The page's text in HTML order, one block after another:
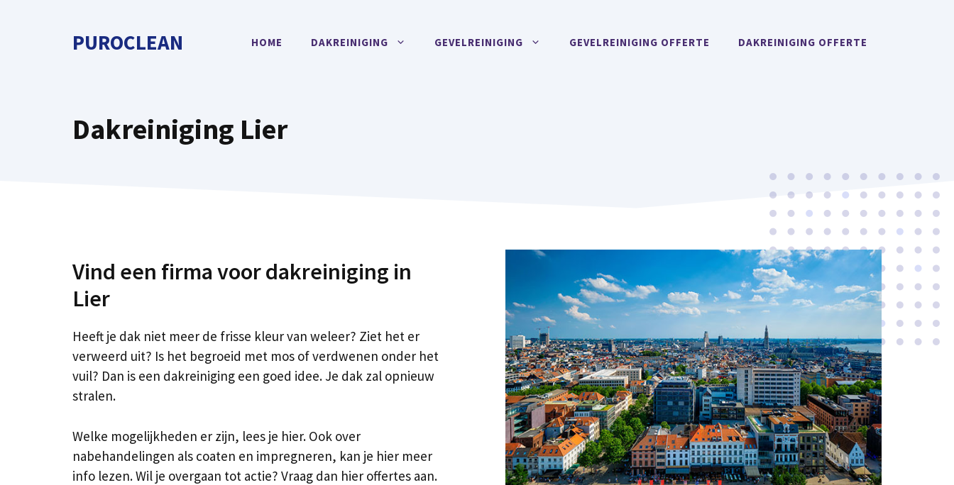
PUROCLEAN HOME DAKREINIGING GEVELREINIGING GEVELREINIGING OFFERTE DAKREINIGING OFFERTE
Dakreiniging Lier
Vind een firma voor dakreiniging in
Lier
Heeft je dak niet meer de frisse kleur van weleer? Ziet het er
verweerd uit? Is het begroeid met mos of verdwenen onder het
vuil? Dan is een dakreiniging een goed idee. Je dak zal opnieuw
stralen.
Welke mogelijkheden er zijn, lees je hier. Ook over
nabehandelingen als coaten en impregneren, kan je hier meer
info lezen. Wil je overgaan tot actie? Vraag dan hier offertes aan.